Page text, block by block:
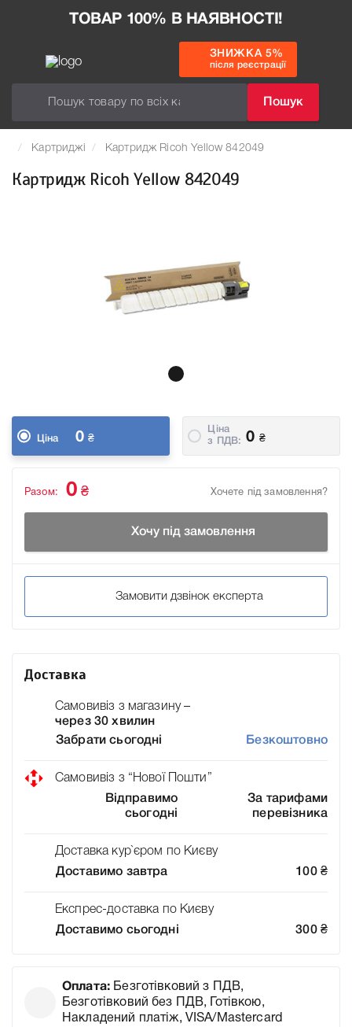
ТОВАР 100% В НАЯВНОСТІ!
Пошук
ЗНИЖКА 5%
після реєстрації
Картриджі Картридж Ricoh Yellow 842049
Картридж Ricoh Yellow 842049
Ціна 0 ₴
Ціна
з ПДВ:
0 ₴
Хочете під замовлення?
Разом: 0 ₴
Хочу під замовлення
Замовити дзвінок експерта
Доставка
Самовивіз з магазину –
через 30 хвилин
Забрати сьогодні
Безкоштовно
Самовивіз з “Нової Пошти”
Відправимо
сьогодні
За тарифами
перевізника
Доставка кур`єром по Києву
Доставимо завтра
100 ₴
Експрес-доставка по Києву
Доставимо сьогодні
300 ₴
Оплата: Безготівковий з ПДВ,
Безготівковий без ПДВ, Готівкою,
Накладений платіж, VISA/Mastercard